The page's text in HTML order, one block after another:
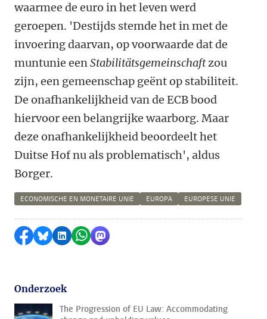
waarmee de euro in het leven werd
geroepen. 'Destijds stemde het in met de
invoering daarvan, op voorwaarde dat de
muntunie eenStabilitätsgemeinschaftzou
zijn, een gemeenschap geënt op stabiliteit.
De onafhankelijkheid van de ECB bood
hiervoor een belangrijke waarborg. Maar
deze onafhankelijkheid beoordeelt het
Duitse Hof nu als problematisch', aldus
Borger.
ECONOMISCHE EN MONETAIRE UNIE EUROPA EUROPESE UNIE
Delen op Facebook
Delen via Bluesky
Delen op LinkedIn
Delen via WhatsApp
Delen via Mastodon
Onderzoek
The Progression of EU Law: Accommodating